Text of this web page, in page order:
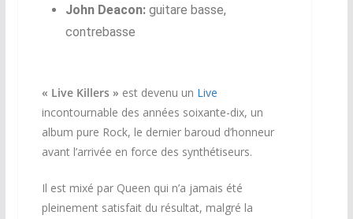
John Deacon:guitare basse,
contrebasse
« Live Killers » est devenu un Live
incontournable des années soixante-dix, un
album pure Rock, le dernier baroud d’honneur
avant l’arrivée en force des synthétiseurs.
Il est mixé par Queen qui n’a jamais été
pleinement satisfait du résultat, malgré la